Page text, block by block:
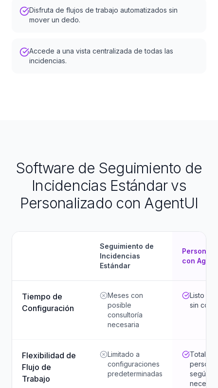
Disfruta de flujos de trabajo automatizados sin
mover un dedo.
Accede a una vista centralizada de todas las
incidencias.
Software de Seguimiento de
Incidencias Estándar vs
Personalizado con AgentUI
Seguimiento de
Incidencias
Estándar
con
Tiempo de
Configuración
Meses con
posible
consultoría
necesaria
Listo en
sin
Flexibilidad de
Flujo de
Trabajo
Limitado a
configuraciones
predeterminadas
según